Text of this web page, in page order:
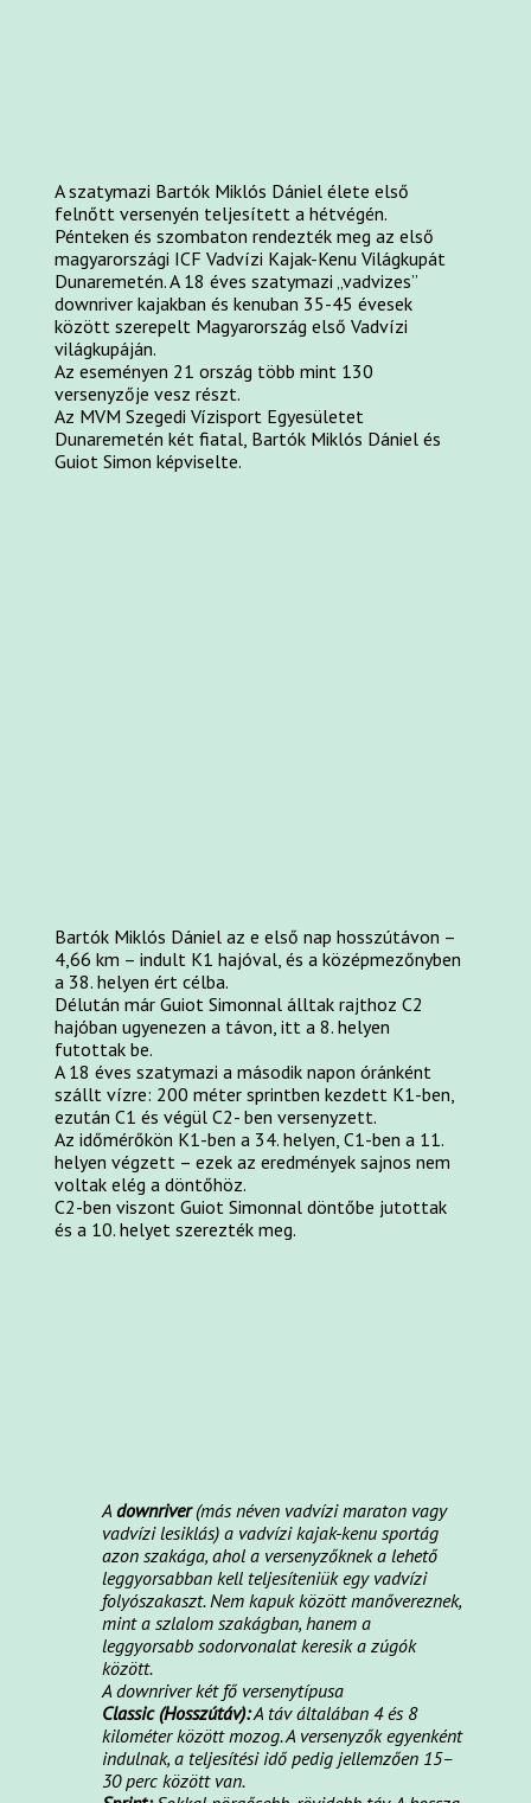
A szatymazi Bartók Miklós Dániel élete első
felnőtt versenyén teljesített a hétvégén.
Pénteken és szombaton rendezték meg az első
magyarországi ICF Vadvízi Kajak-Kenu Világkupát
Dunaremetén. A 18 éves szatymazi „vadvizes”
downriver kajakban és kenuban 35-45 évesek
között szerepelt Magyarország első Vadvízi
világkupáján.
Az eseményen 21 ország több mint 130
versenyzője vesz részt.
Az MVM Szegedi Vízisport Egyesületet
Dunaremetén két fiatal, Bartók Miklós Dániel és
Guiot Simon képviselte.
Bartók Miklós Dániel az e első nap hosszútávon –
4,66 km – indult K1 hajóval, és a középmezőnyben
a 38. helyen ért célba.
Délután már Guiot Simonnal álltak rajthoz C2
hajóban ugyenezen a távon, itt a 8. helyen
futottak be.
A 18 éves szatymazi a második napon óránként
szállt vízre: 200 méter sprintben kezdett K1-ben,
ezután C1 és végül C2- ben versenyzett.
Az időmérőkön K1-ben a 34. helyen, C1-ben a 11.
helyen végzett – ezek az eredmények sajnos nem
voltak elég a döntőhöz.
C2-ben viszont Guiot Simonnal döntőbe jutottak
és a 10. helyet szerezték meg.
Adownriver(más néven vadvízi maraton vagy
vadvízi lesiklás) a vadvízi kajak-kenu sportág
azon szakága, ahol a versenyzőknek a lehető
leggyorsabban kell teljesíteniük egy vadvízi
folyószakaszt. Nem kapuk között manővereznek,
mint a szlalom szakágban, hanem a
leggyorsabb sodorvonalat keresik a zúgók
között.
A downriver két fő versenytípusa
Classic (Hosszútáv):A táv általában 4 és 8
kilométer között mozog. A versenyzők egyenként
indulnak, a teljesítési idő pedig jellemzően 15–
30 perc között van.